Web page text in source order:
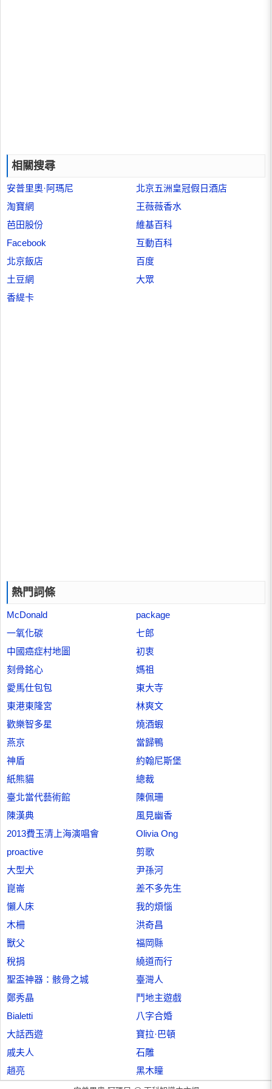
相關搜尋
安普里奧·阿瑪尼
北京五洲皇冠假日酒店
淘寶網
王薇薇香水
芭田股份
維基百科
Facebook
互動百科
北京飯店
百度
土豆網
大眾
香緹卡
熱門詞條
McDonald
package
一氧化碳
七郎
中國癌症村地圖
初衷
刻骨銘心
媽祖
愛馬仕包包
東大寺
東港東隆宮
林爽文
歡樂智多星
燒酒蝦
燕京
當歸鴨
神盾
約翰尼斯堡
紙熊貓
總裁
臺北當代藝術館
陳佩珊
陳漢典
風見幽香
2013費玉清上海演唱會
Olivia Ong
proactive
剪歌
大型犬
尹孫河
崑崙
差不多先生
懶人床
我的煩惱
木柵
洪奇昌
獸父
福岡縣
稅捐
繞道而行
聖盃神器：骸骨之城
臺灣人
鄭秀晶
鬥地主遊戲
Bialetti
八字合婚
大話西遊
寶拉·巴頓
戚夫人
石雕
趙亮
黑木瞳